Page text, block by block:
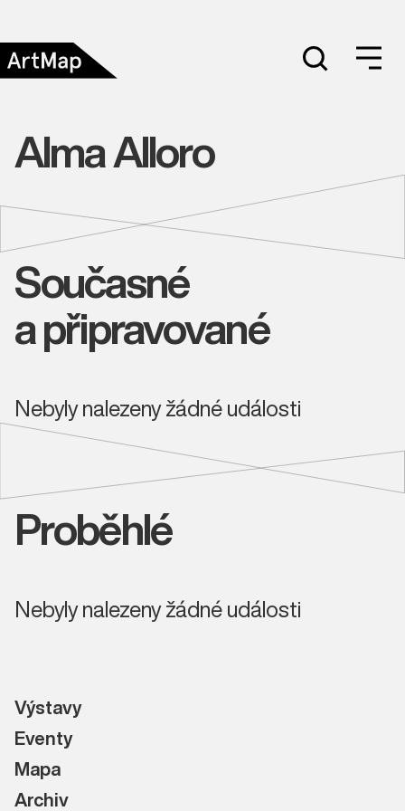
Alma Alloro
Současné
a připravované
Nebyly nalezeny žádné události
Proběhlé
Nebyly nalezeny žádné události
Výstavy
Eventy
Mapa
Archiv